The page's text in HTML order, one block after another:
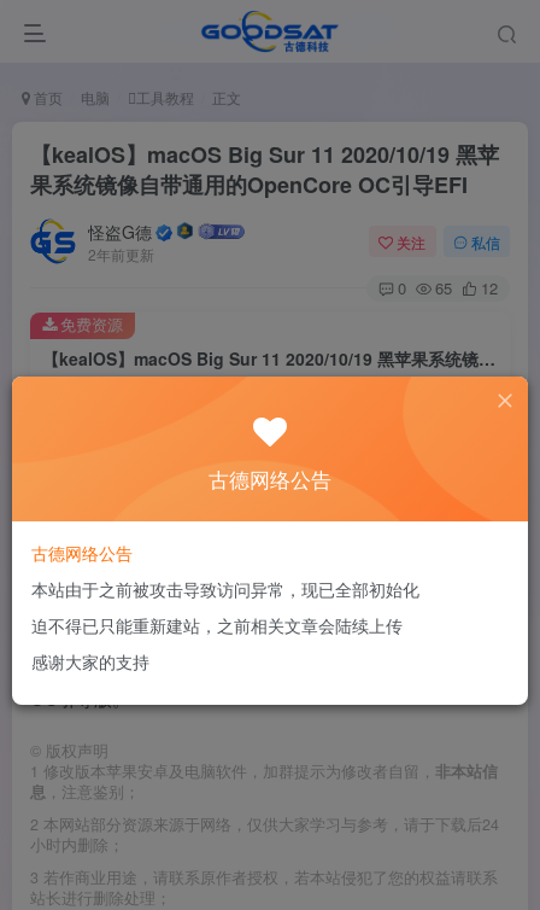
首页 电脑 工具教程 正文
【kealOS】macOS Big Sur 11 2020/10/19 黑苹
果系统镜像自带通用的OpenCore OC引导EFI
怪盗G德
2年前更新
关注 私信
0 65 12
【kealOS】macOS Big Sur 11 2020/10/19 黑苹果系统镜像自带通用的OpenCore OC引导EFI
登录查看
免费资源
来自KEALOS制作的黑苹果big sur的测试版的系统镜像中提
取出来的EFI。
© 版权声明
1 修改版本苹果安卓及电脑软件，加群提示为修改者自留， 非本站信
息 ，注意鉴别；
2 本网站部分资源来源于网络，仅供大家学习与参考，请于下载后24
小时内删除；
3 若作商业用途，请联系原作者授权，若本站侵犯了您的权益请联系
站长进行删除处理；
古德网络公告
古德网络公告
本站由于之前被攻击导致访问异常，现已全部初始化
迫不得已只能重新建站，之前相关文章会陆续上传
感谢大家的支持